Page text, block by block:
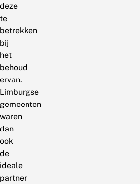
deze
te
betrekken
bij
het
behoud
ervan.
Limburgse
gemeenten
waren
dan
ook
de
ideale
partner